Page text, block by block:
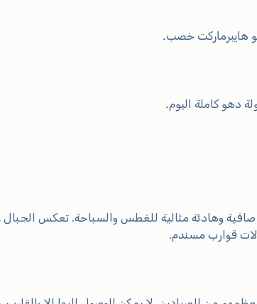
هايبرماركت خصب.
دهو كاملة اليوم.
17 كم مع مياه صافية وهادئة مثالية للغطس والسباحة. تعكس
قوارب مسندم.